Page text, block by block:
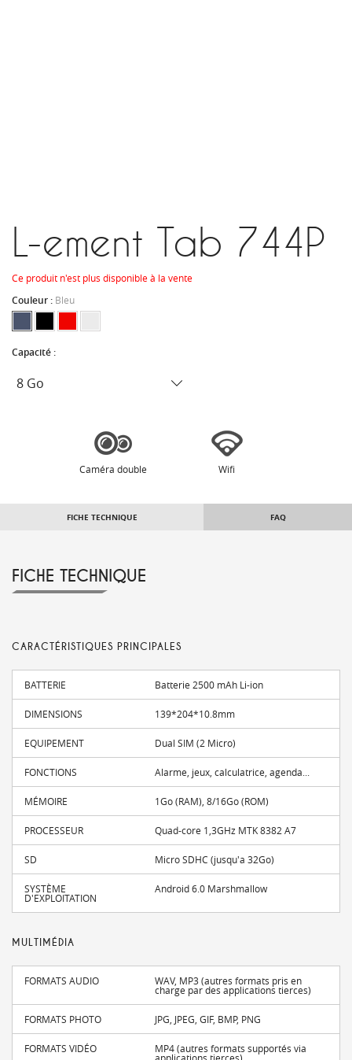
L-ement Tab 744P
Ce produit n'est plus disponible à la vente
Couleur : Bleu
Capacité :
Caméra double Wifi
FICHE TECHNIQUE FAQ
FICHE TECHNIQUE
CARACTÉRISTIQUES PRINCIPALES
BATTERIE Batterie 2500 mAh Li-ion
DIMENSIONS 139*204*10.8mm
EQUIPEMENT Dual SIM (2 Micro)
FONCTIONS Alarme, jeux, calculatrice, agenda...
MÉMOIRE 1Go (RAM), 8/16Go (ROM)
PROCESSEUR Quad-core 1,3GHz MTK 8382 A7
SD Micro SDHC (jusqu'a 32Go)
SYSTÈME
D'EXPLOITATION
Android 6.0 Marshmallow
MULTIMÉDIA
FORMATS AUDIO WAV, MP3 (autres formats pris en
charge par des applications tierces)
FORMATS PHOTO JPG, JPEG, GIF, BMP, PNG
FORMATS VIDÉO MP4 (autres formats supportés via